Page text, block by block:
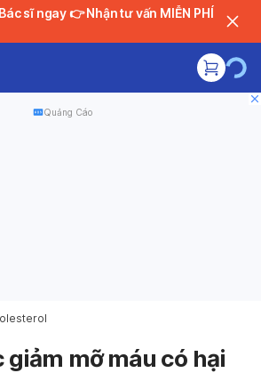
Nhận tư vấn MIỄN PHÍ
Quảng Cáo
giảm mỡ máu có hại